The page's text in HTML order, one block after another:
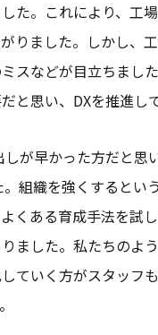
た。これにより、工
りました。しかし、
スなどが目立ちまし
と思い、DXを推進し
が早かった方だと思
組織を強くするとい
くある育成手法を試
ました。私たちのよ
ていく方がスタッフ